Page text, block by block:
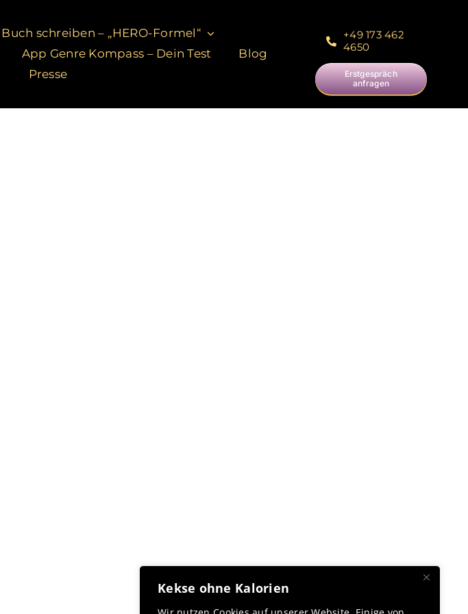
Kekse ohne Kalorien
Buch schreiben – „HERO-Formel“
App Genre Kompass – Dein Test
Blog
Presse
+49 173 462
4650
Erstgespräch
anfragen